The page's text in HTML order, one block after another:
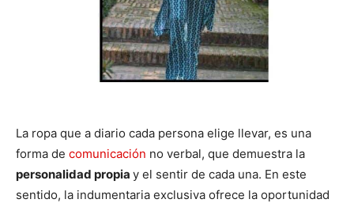
La ropa que a diario cada persona elige llevar, es una
forma de comunicación no verbal, que demuestra la
personalidad propia y el sentir de cada una. En este
sentido, la indumentaria exclusiva ofrece la oportunidad